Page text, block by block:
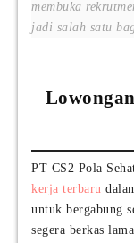
membuka
jadi salah satu
PT CS2 Pola
kerja terbaru
untuk bergabung
segera berkas